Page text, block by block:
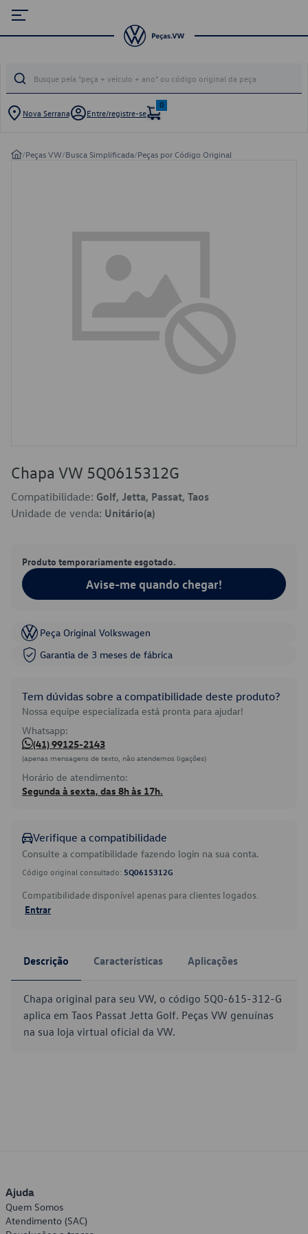
Nova Serrana Entre/registre-se
0
/Peças VW/Busca Simplificada/Peças por Código Original
Chapa VW 5Q0615312G
Compatibilidade: Golf, Jetta, Passat, Taos
Unidade de venda: Unitário(a)
Produto temporariamente esgotado.
Avise-me quando chegar!
Peça Original Volkswagen
Garantia de 3 meses de fábrica
Tem dúvidas sobre a compatibilidade deste produto?
Nossa equipe especializada está pronta para ajudar!
Whatsapp:
(41) 99125-2143
(apenas mensagens de texto, não atendemos ligações)
Horário de atendimento:
Segunda à sexta, das 8h às 17h.
Verifique a compatibilidade
Consulte a compatibilidade fazendo login na sua conta.
Código original consultado: 5Q0615312G
Compatibilidade disponível apenas para clientes logados.
Entrar
Descrição Características Aplicações
Chapa original para seu VW, o código 5Q0-615-312-G
aplica em Taos Passat Jetta Golf. Peças VW genuínas
na sua loja virtual oficial da VW.
Ajuda
Quem Somos
Atendimento (SAC)